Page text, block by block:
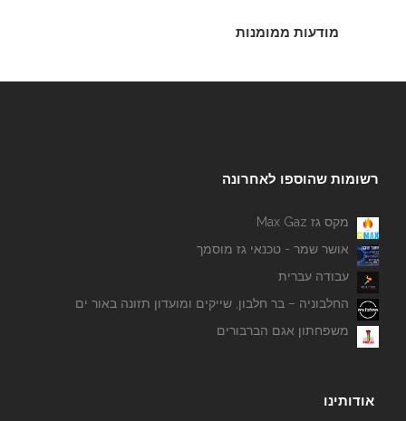
מודעות ממומנות
רשומות שהוספו לאחרונה
מקס גז Max Gaz
אושר שמר - טכנאי גז מוסמך
עבודה עברית
החלבוניה – בר חלבון, שייקים ומועדון תזונה באור ים
משפחתון אגם הברבורים
אודותינו